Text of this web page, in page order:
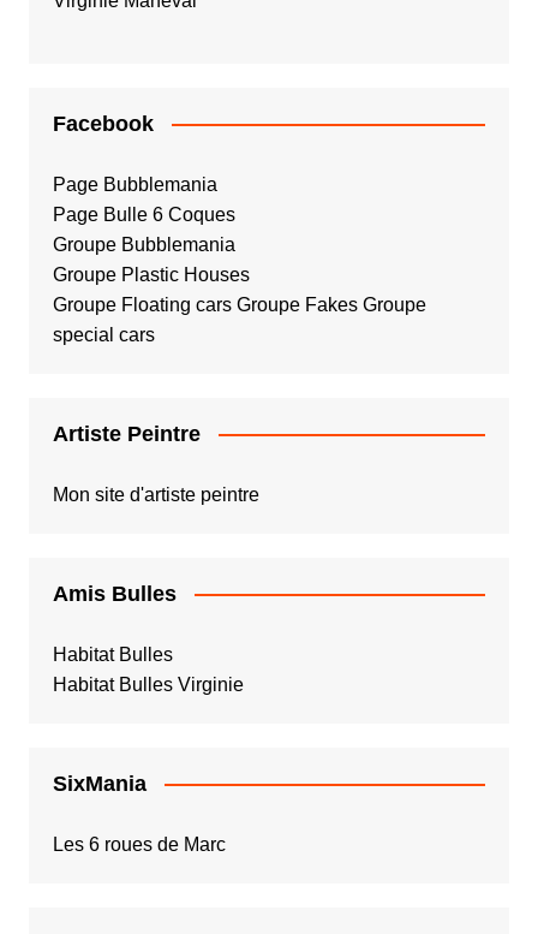
Facebook
Page Bubblemania
Page Bulle 6 Coques
Groupe Bubblemania
Groupe Plastic Houses
Groupe Floating cars Groupe Fakes Groupe
special cars
Artiste Peintre
Mon site d'artiste peintre
Amis Bulles
Habitat Bulles
Habitat Bulles Virginie
SixMania
Les 6 roues de Marc